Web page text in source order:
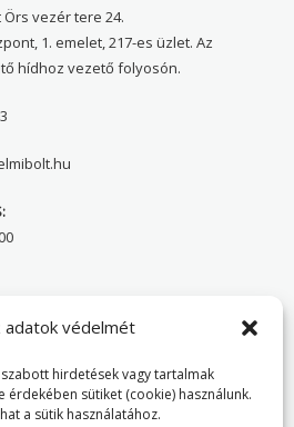
adatok védelmét
hirdetések vagy tartalmak
sütiket (cookie) használunk.
a sütik használatához.
vezér tere 24.
1. emelet, 217-es üzlet. Az
hídhoz vezető folyosón.
– Főoldal